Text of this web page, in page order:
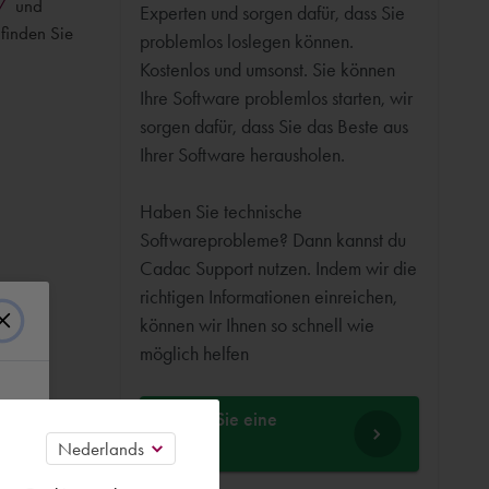
und
Sie
Experten und sorgen dafür, dass Sie
problemlos loslegen können.
Kostenlos und umsonst. Sie können
Ihre Software problemlos starten, wir
sorgen dafür, dass Sie das Beste aus
Ihrer Software herausholen.
Haben Sie technische
Softwareprobleme? Dann kannst du
Cadac Support nutzen. Indem wir die
richtigen Informationen einreichen,
können wir Ihnen so schnell wie
möglich helfen
Stellen Sie eine
Frage